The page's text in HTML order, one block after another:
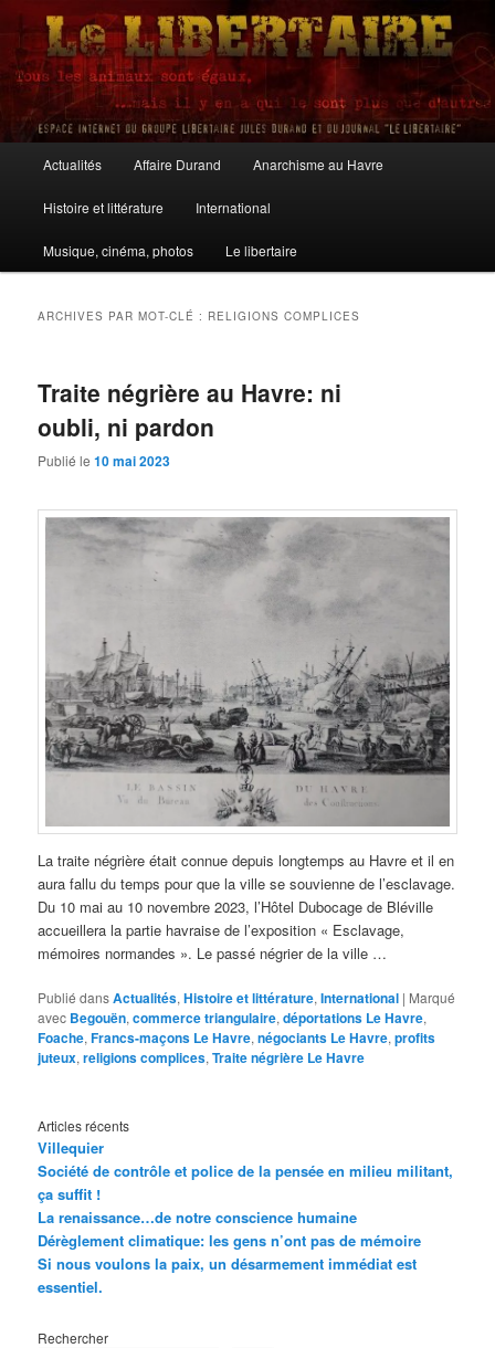
Aller
contenu
principal
Aller
contenu
secondaire
Le Libertaire
principal
Actualités Affaire Durand Anarchisme au Havre
Histoire et littérature International
Musique, cinéma, photos Le libertaire
ARCHIVES PAR MOT-CLÉ : RELIGIONS COMPLICES
Traite négrière au Havre: ni
oubli, ni pardon
Publié le10 mai 2023
La traite négrière était connue depuis longtemps au Havre et il en
aura fallu du temps pour que la ville se souvienne de l’esclavage.
Du 10 mai au 10 novembre 2023, l’Hôtel Dubocage de Bléville
accueillera la partie havraise de l’exposition « Esclavage,
mémoires normandes ». Le passé négrier de la ville …
Publié dansActualités,Histoire et littérature,International | Marqué
avec Begouën,commerce triangulaire,déportations Le Havre,
Foache,Francs-maçons Le Havre,négociants Le Havre,profits
juteux,religions complices,Traite négrière Le Havre
Articles récents
Villequier
Société de contrôle et police de la pensée en milieu militant,
ça suffit !
La renaissance…de notre conscience humaine
Dérèglement climatique: les gens n’ont pas de mémoire
Si nous voulons la paix, un désarmement immédiat est
essentiel.
Rechercher